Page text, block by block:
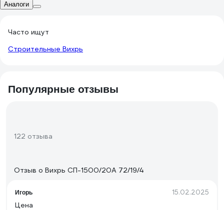
Аналоги
Часто ищут
Строительные Вихрь
Популярные отзывы
122 отзыва
Отзыв о Вихрь СП-1500/20А 72/19/4
Игорь 15.02.2025
Цена